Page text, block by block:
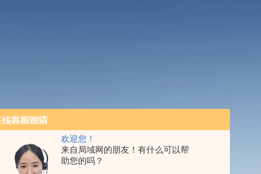
欢迎您！
来自局域网的朋友！有什么可以帮
助您的吗？